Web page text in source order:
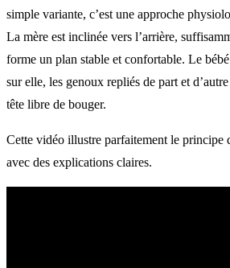
simple variante, c’est une approche
La mère est inclinée vers l’arrière,
forme un plan stable et confortable. Le
sur elle, les genoux repliés de part et
tête libre de bouger.
Cette vidéo illustre parfaitement le
avec des explications claires.